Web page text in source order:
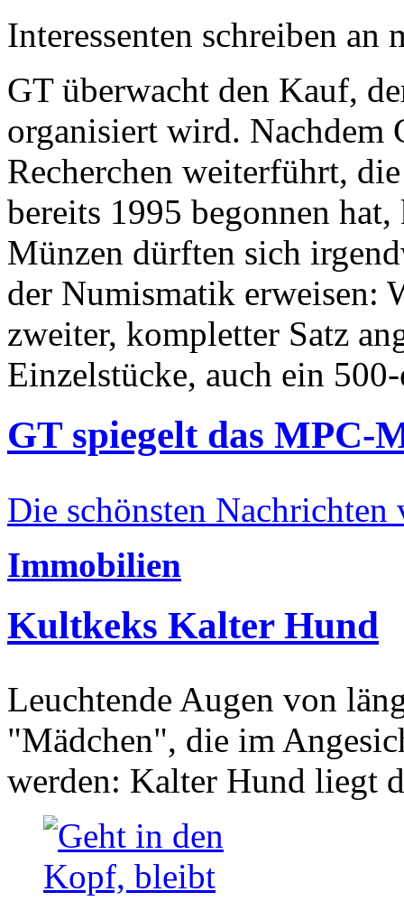
Interessenten schreiben
GT überwacht den Kauf,
organisiert wird. Nachdem
Recherchen weiterführt,
bereits 1995 begonnen
Münzen dürften sich
der Numismatik erweisen:
zweiter, kompletter Satz
Einzelstücke, auch ein
GT spiegelt das MPC-
Die schönsten Nachrichten
Immobilien
Kultkeks Kalter Hund
Leuchtende Augen von
"Mädchen", die im
werden: Kalter Hund liegt